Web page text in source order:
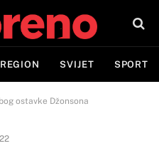
REGION SVIJET SPORT
ostavke Džonsona